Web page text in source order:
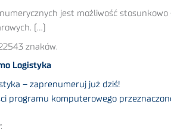
jest możliwość
(…)
znaków.
Logistyka
– zaprenumeruj już dziś!
programu komputerowego